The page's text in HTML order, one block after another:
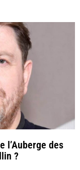
l’Auberge des
?